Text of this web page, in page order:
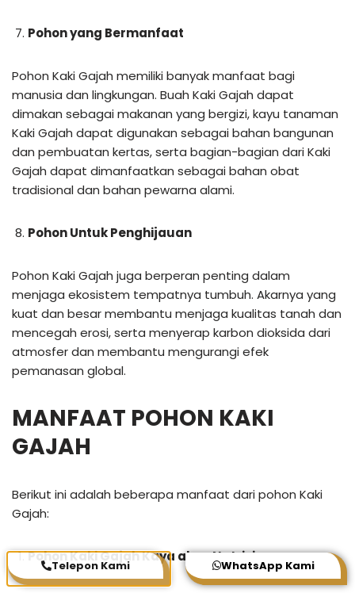
Pohon yang Bermanfaat
Pohon Kaki Gajah memiliki banyak manfaat bagi
manusia dan lingkungan. Buah Kaki Gajah dapat
dimakan sebagai makanan yang bergizi, kayu tanaman
Kaki Gajah dapat digunakan sebagai bahan bangunan
dan pembuatan kertas, serta bagian-bagian dari Kaki
Gajah dapat dimanfaatkan sebagai bahan obat
tradisional dan bahan pewarna alami.
Pohon Untuk Penghijauan
Pohon Kaki Gajah juga berperan penting dalam
menjaga ekosistem tempatnya tumbuh. Akarnya yang
kuat dan besar membantu menjaga kualitas tanah dan
mencegah erosi, serta menyerap karbon dioksida dari
atmosfer dan membantu mengurangi efek
pemanasan global.
MANFAAT POHON KAKI
GAJAH
Berikut ini adalah beberapa manfaat dari pohon Kaki
Gajah:
Pohon Kaki Gajah Kaya akan Nutrisi
Telepon Kami WhatsApp Kami